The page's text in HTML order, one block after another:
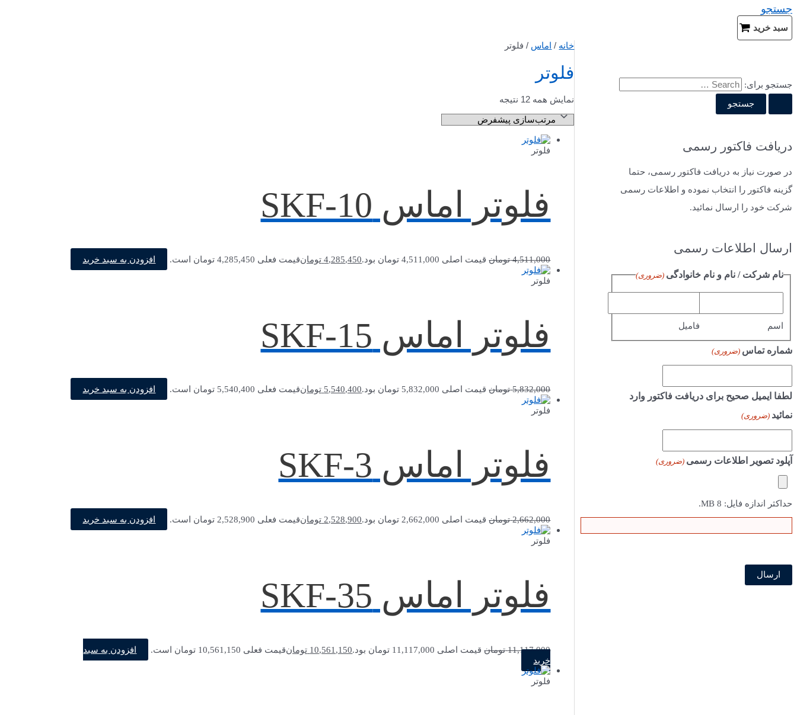
جستجو
سبد خرید
جستجو برای:
دریافت فاکتور رسمی
در صورت نیاز به دریافت فاکتور رسمی، حتما
گزینه فاکتور را انتخاب نموده و اطلاعات رسمی
شرکت خود را ارسال نمائید.
ارسال اطلاعات رسمی
نام شرکت / نام و نام خانوادگی (ضروری)
اسم فامیل
شماره تماس (ضروری)
لطفا ایمیل صحیح برای دریافت فاکتور وارد
نمائید (ضروری)
آپلود تصویر اطلاعات رسمی (ضروری)
حداکثر اندازه فایل: 8 MB.
خانه / اماس / فلوتر
فلوتر
نمایش همه 12 نتیجه
فلوتر
فلوتر اماس SKF-10
4,511,000 تومان قیمت اصلی 4,511,000 تومان بود. 4,285,450 تومانقیمت فعلی 4,285,450 تومان است. افزودن به سبد خرید
فلوتر
فلوتر اماس SKF-15
5,832,000 تومان قیمت اصلی 5,832,000 تومان بود. 5,540,400 تومانقیمت فعلی 5,540,400 تومان است. افزودن به سبد خرید
فلوتر
فلوتر اماس SKF-3
2,662,000 تومان قیمت اصلی 2,662,000 تومان بود. 2,528,900 تومانقیمت فعلی 2,528,900 تومان است. افزودن به سبد خرید
فلوتر
فلوتر اماس SKF-35
11,117,000 تومان قیمت اصلی 11,117,000 تومان بود. 10,561,150 تومانقیمت فعلی 10,561,150 تومان است.
افزودن به سبد
خرید
فلوتر